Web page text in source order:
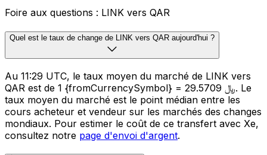
Foire aux questions : LINK vers QAR
Quel est le taux de change de LINK vers QAR aujourd'hui ?
Au 11:29 UTC, le taux moyen du marché de LINK vers
QAR est de 1 {fromCurrencySymbol} = 29.5709 ﷼. Le
taux moyen du marché est le point médian entre les
cours acheteur et vendeur sur les marchés des changes
mondiaux. Pour estimer le coût de ce transfert avec Xe,
consultez notre page d'envoi d'argent.